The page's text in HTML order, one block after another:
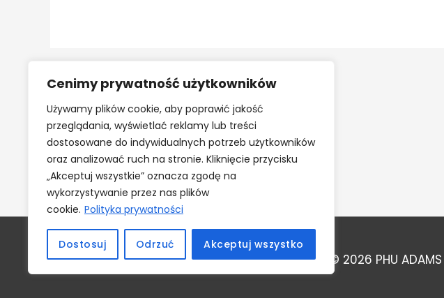
Cenimy prywatność użytkowników
Używamy plików cookie, aby poprawić jakość
przeglądania, wyświetlać reklamy lub treści
dostosowane do indywidualnych potrzeb użytkowników
oraz analizować ruch na stronie. Kliknięcie przycisku
„Akceptuj wszystkie” oznacza zgodę na
wykorzystywanie przez nas plików
cookie. Polityka prywatności
Dostosuj Odrzuć Akceptuj wszystko
Copyright © 2026 PHU ADAMS